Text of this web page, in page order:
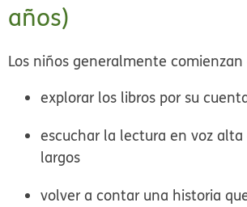
años)
Los niños generalmente comienzan
explorar los libros por su
escuchar la lectura en voz alta
largos
volver a contar una historia